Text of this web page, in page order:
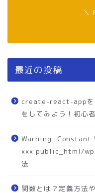
＼
最近の投稿
create-react-appを
をしてみよう！初心
Warning: Constant
xxx public_html/
法
関数とは？定義方法